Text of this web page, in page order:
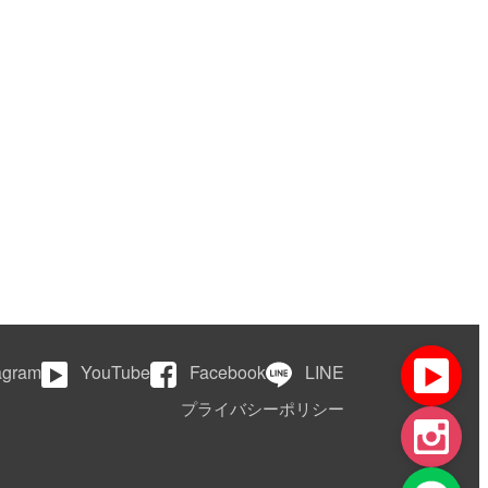
YouTube Facebook LINE
プライバシーポリシー